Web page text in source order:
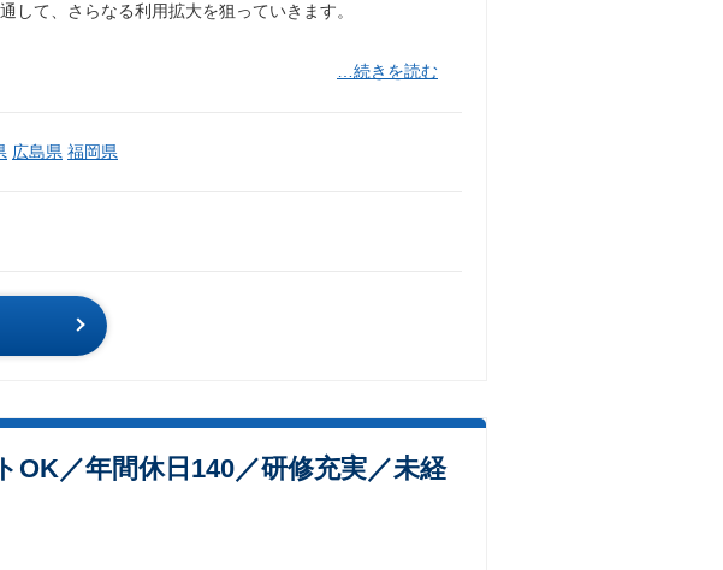
して、さらなる利用拡大を狙っていきます。
…続きを読む
広島県 福岡県
OK／年間休日140／研修充実／未経